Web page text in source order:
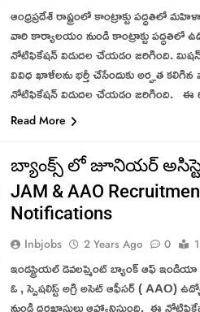
ఆంధ్రప్రదేశ్ రాష్ట్రంలో కాంట్రాక్టు
వారి కార్యాలయం నుండి కాంట్రాక్టు పద్ధతిలో
నోటిఫికేషన్ విడుదల చేయడం జరిగింది. మిషన్
వివిధ ఖాళీలను భర్తీ చేసేందుకు అర్హత కలిగిన
నోటిఫికేషన్ విడుదల చేయడం జరిగింది. ఈ
Read More
బ్యాంక్స్ లో జూనియర్
JAM & AAO
Notifications
Inbjobs 2 Years Ago 0
ఇండస్ట్రియల్ డెవలప్మెంట్ బ్యాంక్ ఆఫ్
ఓ , స్పెషలిస్ట్ అగ్రి అసెట్ ఆఫీసర్ ( AAO)